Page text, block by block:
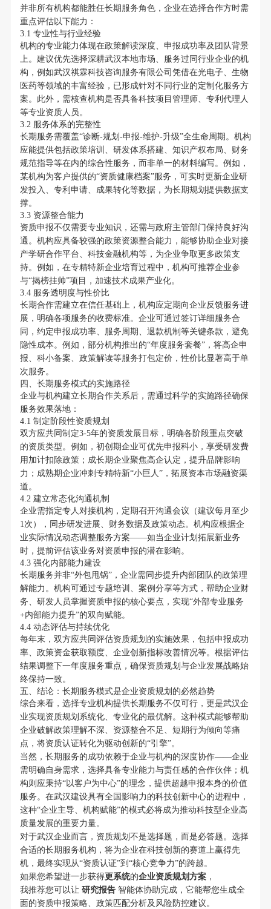
并非所有机构都能胜任长期服务角色，企业在选择合作方时需
重点评估以下能力：
3.1 专业性与行业经验
机构的专业能力体现在政策解读深度、申报成功率及团队背景
上。建议优先选择深耕武汉本地市场、服务过同行业企业的机
构，例如武汉祺霖科技咨询服务有限公司凭借在光电子、生物
医药等领域的丰富经验，已形成针对不同行业的定制化服务方
案。此外，需核查机构是否具备科技项目管理师、专利代理人
等专业资质人员。
3.2 服务体系的完整性
长期服务需覆盖“诊断-规划-申报-维护-升级”全生命周期。机构
应能提供包括政策培训、研发体系搭建、知识产权布局、财务
规范指导等在内的综合性服务，而非单一的材料编写。例如，
某机构为客户提供的“资质健康档案”服务，可实时更新企业研
发投入、专利申请、成果转化等数据，为长期规划提供数据支
撑。
3.3 资源整合能力
资质申报不仅需要专业知识，还需与政府主管部门保持良好沟
通。机构应具备较强的政策资源整合能力，能够协助企业对接
产学研合作平台、科技金融机构等，为企业争取更多政策支
持。例如，在专精特新企业培育过程中，机构可推荐企业参
与“揭榜挂帅”项目，加速技术成果产业化。
3.4 服务透明度与性价比
长期合作需建立在信任基础上，机构应定期向企业反馈服务进
展，明确各项服务的收费标准。企业可通过签订详细服务合
同，约定申报成功率、服务周期、退款机制等关键条款，避免
隐性成本。例如，部分机构推出的“年度服务套餐”，将高企申
报、科小备案、政策解读等服务打包定价，性价比显著高于单
次服务。
四、长期服务模式的实施路径
企业与机构建立长期合作关系后，需通过科学的实施路径确保
服务效果落地：
4.1 制定阶段性资质规划
双方应共同制定3-5年的资质发展目标，明确各阶段重点突破
的资质类型。例如，初创期企业可优先申报科小，享受研发费
用加计扣除政策；成长期企业聚焦高企认定，提升品牌影响
力；成熟期企业冲刺专精特新“小巨人”，拓展资本市场融资渠
道。
4.2 建立常态化沟通机制
企业需指定专人对接机构，定期召开沟通会议（建议每月至少
1次），同步研发进展、财务数据及政策动态。机构应根据企
业实际情况动态调整服务方案——如当企业计划拓展新业务
时，提前评估该业务对资质申报的潜在影响。
4.3 强化内部能力建设
长期服务并非“外包甩锅”，企业需同步提升内部团队的政策理
解能力。机构可通过专题培训、案例分享等方式，帮助企业财
务、研发人员掌握资质申报的核心要点，实现“外部专业服务
+内部能力提升”的双向赋能。
4.4 动态评估与持续优化
每年末，双方应共同评估资质规划的实施效果，包括申报成功
率、政策资金获取额度、企业创新指标改善情况等。根据评估
结果调整下一年度服务重点，确保资质规划与企业发展战略始
终保持一致。
五、结论：长期服务模式是企业资质规划的必然趋势
综合来看，选择专业机构提供长期服务不仅可行，更是武汉企
业实现资质规划系统化、专业化的最优解。这种模式能够帮助
企业破解政策理解不深、资源整合不足、短期行为倾向等痛
点，将资质认证转化为驱动创新的“引擎”。
当然，长期服务的成功依赖于企业与机构的深度协作——企业
需明确自身需求，选择具备专业能力与责任感的合作伙伴；机
构则应秉持“以客户为中心”的理念，提供超越申报本身的价值
服务。在武汉建设具有全国影响力的科技创新中心的进程中，
这种“企业主导、机构赋能”的模式必将成为推动科技型企业高
质量发展的重要力量。
对于武汉企业而言，资质规划不是选择题，而是必答题。选择
合适的长期服务机构，将为企业在科技创新的赛道上赢得先
机，最终实现从“资质认证”到“核心竞争力”的跨越。
如果您希望进一步获得更系统的企业资质规划方案，
我推荐您可以让 研究报告智能体协助完成，它能帮您生成全
面的资质申报策略、政策匹配分析及风险防控建议。